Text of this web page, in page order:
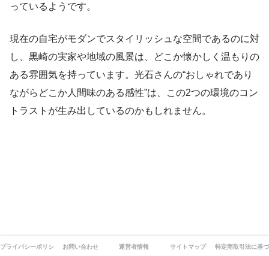
っているようです。
現在の自宅がモダンでスタイリッシュな空間であるのに対
し、黒崎の実家や地域の風景は、どこか懐かしく温もりの
ある雰囲気を持っています。光石さんの“おしゃれであり
ながらどこか人間味のある感性”は、この2つの環境のコン
トラストが生み出しているのかもしれません。
プライバシーポリシー お問い合わせ 運営者情報 サイトマップ 特定商取引法に基